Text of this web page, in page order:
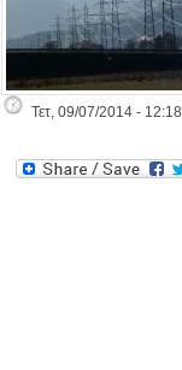
Τετ, 09/07/2014 - 12:18